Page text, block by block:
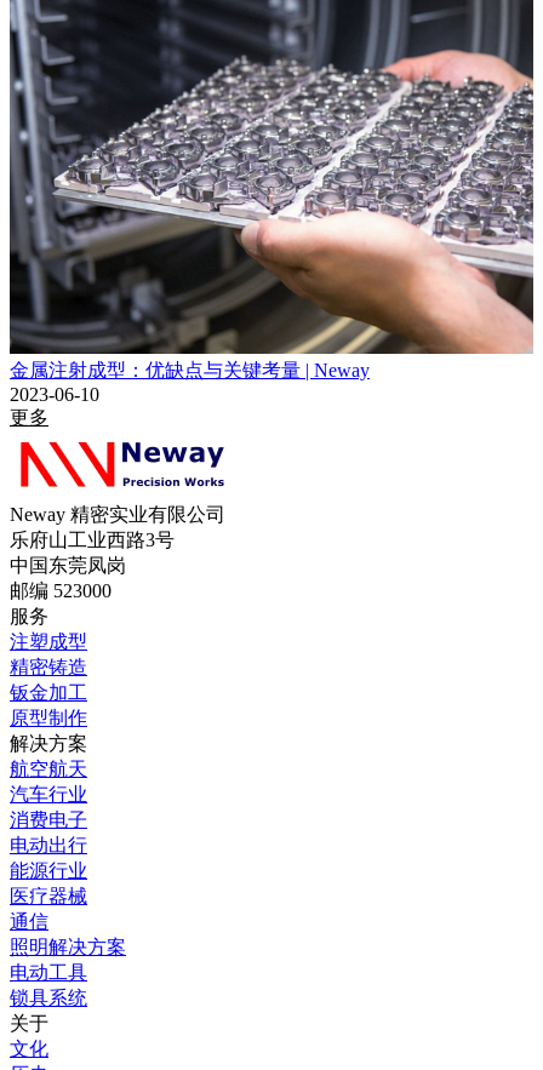
金属注射成型：优缺点与关键考量 | Neway
2023-06-10
更多
Neway 精密实业有限公司
乐府山工业西路3号
中国东莞凤岗
邮编 523000
服务
注塑成型
精密铸造
钣金加工
原型制作
解决方案
航空航天
汽车行业
消费电子
电动出行
能源行业
医疗器械
通信
照明解决方案
电动工具
锁具系统
关于
文化